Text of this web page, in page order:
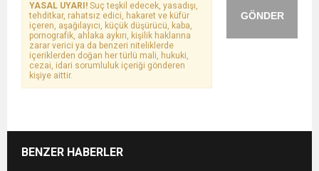
GÖNDER
YASAL UYARI! Suç teşkil edecek, yasadışı,
tehditkar, rahatsız edici, hakaret ve küfür
içeren, aşağılayıcı, küçük düşürücü, kaba,
pornografik, ahlaka aykırı, kişilik haklarına
zarar verici ya da benzeri niteliklerde
içeriklerden doğan her türlü mali, hukuki,
cezai, idari sorumluluk içeriği gönderen
kişiye aittir.
BENZER HABERLER